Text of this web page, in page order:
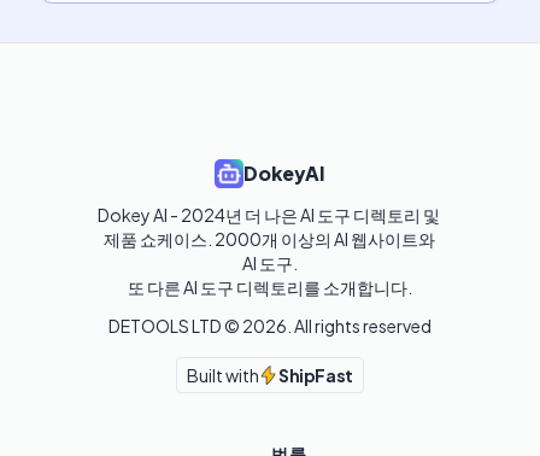
DokeyAI
Dokey AI - 2024년 더 나은 AI 도구 디렉토리 및
제품 쇼케이스. 2000개 이상의 AI 웹사이트와
AI 도구.
또 다른 AI 도구 디렉토리를 소개합니다.
DETOOLS LTD © 2026 . All rights reserved
Built with ShipFast